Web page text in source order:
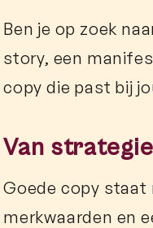
Ben je op zoek
story, een
copy die past bij
Van
Goede copy
merkwaarden en